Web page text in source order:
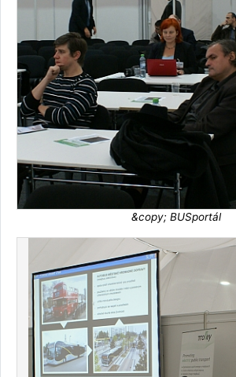
&copy; BUSportál